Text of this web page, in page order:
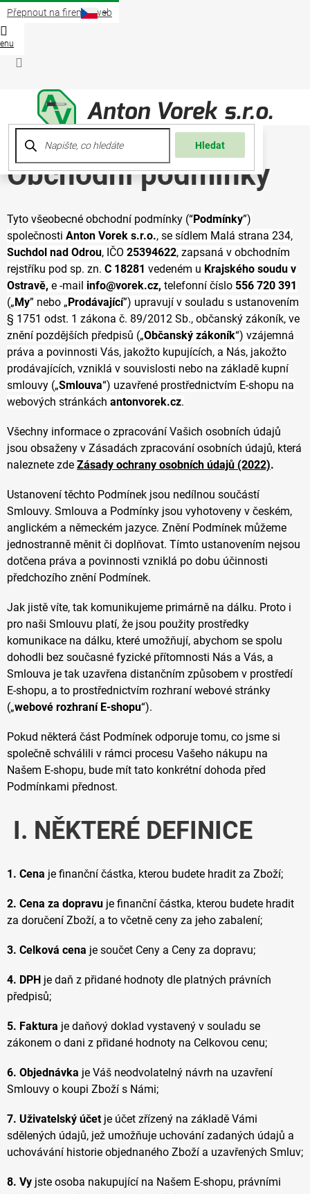
Přejít
na
Přepnout na firemní web
Hledat
Přihlášení
Obchodní podmínky
Tyto všeobecné obchodní podmínky (“Podmínky”)
společnosti Anton Vorek s.r.o., se sídlem Malá strana 234,
Suchdol nad Odrou, IČO 25394622, zapsaná v obchodním
rejstříku pod sp. zn. C 18281 vedeném u Krajského soudu v
Ostravě, e -mail info@vorek.cz, telefonní číslo 556 720 391
(„ My” nebo „ Prodávající”) upravují v souladu s ustanovením
§ 1751 odst. 1 zákona č. 89/2012 Sb., občanský zákoník, ve
znění pozdějších předpisů („Občanský zákoník“) vzájemná
práva a povinnosti Vás, jakožto kupujících, a Nás, jakožto
prodávajících, vzniklá v souvislosti nebo na základě kupní
smlouvy („Smlouva“) uzavřené prostřednictvím E-shopu na
webových stránkách antonvorek.cz.
Všechny informace o zpracování Vašich osobních údajů
jsou obsaženy v Zásadách zpracování osobních údajů, která
naleznete zde Zásady ochrany osobních údajů (2022).
Ustanovení těchto Podmínek jsou nedílnou součástí
Smlouvy. Smlouva a Podmínky jsou vyhotoveny v českém,
anglickém a německém jazyce. Znění Podmínek můžeme
jednostranně měnit či doplňovat. Tímto ustanovením nejsou
dotčena práva a povinnosti vzniklá po dobu účinnosti
předchozího znění Podmínek.
Jak jistě víte, tak komunikujeme primárně na dálku. Proto i
pro naši Smlouvu platí, že jsou použity prostředky
komunikace na dálku, které umožňují, abychom se spolu
dohodli bez současné fyzické přítomnosti Nás a Vás, a
Smlouva je tak uzavřena distančním způsobem v prostředí
E-shopu, a to prostřednictvím rozhraní webové stránky
(„webové rozhraní E-shopu“).
Pokud některá část Podmínek odporuje tomu, co jsme si
společně schválili v rámci procesu Vašeho nákupu na
Našem E-shopu, bude mít tato konkrétní dohoda před
Podmínkami přednost.
I. NĚKTERÉ DEFINICE
1. Cena je finanční částka, kterou budete hradit za Zboží;
2. Cena za dopravu je finanční částka, kterou budete hradit
za doručení Zboží, a to včetně ceny za jeho zabalení;
3. Celková cena je součet Ceny a Ceny za dopravu;
4. DPH je daň z přidané hodnoty dle platných právních
předpisů;
5. Faktura je daňový doklad vystavený v souladu se
zákonem o dani z přidané hodnoty na Celkovou cenu;
6. Objednávka je Váš neodvolatelný návrh na uzavření
Smlouvy o koupi Zboží s Námi;
7. Uživatelský účetje účet zřízený na základě Vámi
sdělených údajů, jež umožňuje uchování zadaných údajů a
uchovávání historie objednaného Zboží a uzavřených Smluv;
8. Vy jste osoba nakupující na Našem E-shopu, právními